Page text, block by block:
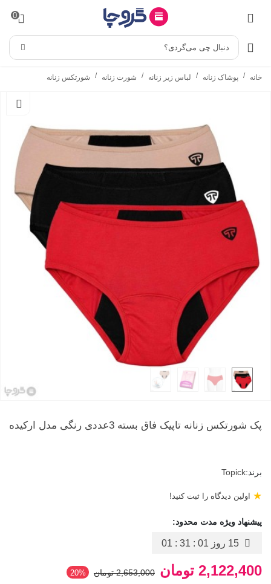
0
دنبال چی می‌گردی؟
خانه / پوشاک زنانه / لباس زیر زنانه / شورت زنانه / شورتکس زنانه
پک شورتکس زنانه تاپیک فاق بسته 3عددی رنگی مدل ارکیده
برند:Topick
اولین دیدگاه را ثبت کنید! ★
پیشنهاد ویژه مدت محدود:
15 روز 01 : 31 : 01
2,122,400 تومان 2,653,000 تومان ‎20%